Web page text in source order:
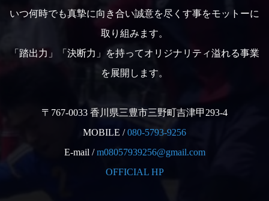
いつ何時でも真摯に向き合い誠意を尽くす事をモットーに
取り組みます。
「踏出力」「決断力」を持ってオリジナリティ溢れる事業
を展開します。
〒767-0033 香川県三豊市三野町吉津甲293-4
MOBILE /080-5793-9256
E-mail /m08057939256@gmail.com
OFFICIAL HP